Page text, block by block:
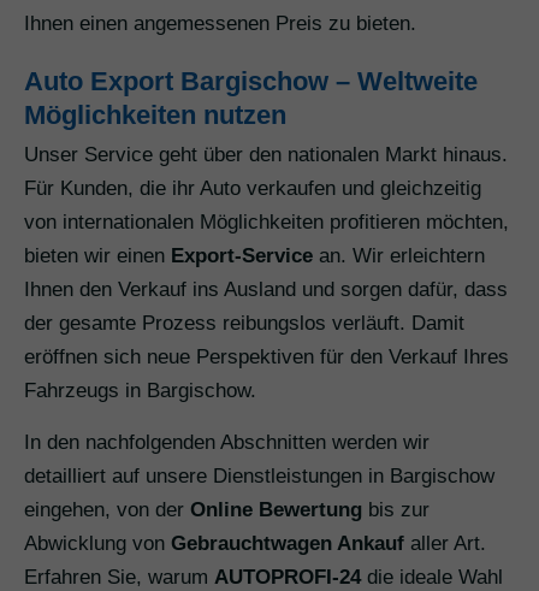
Ihnen einen angemessenen Preis zu bieten.
Auto Export Bargischow – Weltweite
Möglichkeiten nutzen
Unser Service geht über den nationalen Markt hinaus.
Für Kunden, die ihr Auto verkaufen und gleichzeitig
von internationalen Möglichkeiten profitieren möchten,
bieten wir einen Export-Service an. Wir erleichtern
Ihnen den Verkauf ins Ausland und sorgen dafür, dass
der gesamte Prozess reibungslos verläuft. Damit
eröffnen sich neue Perspektiven für den Verkauf Ihres
Fahrzeugs in Bargischow.
In den nachfolgenden Abschnitten werden wir
detailliert auf unsere Dienstleistungen in Bargischow
eingehen, von der Online Bewertung bis zur
Abwicklung von Gebrauchtwagen Ankauf aller Art.
Erfahren Sie, warum AUTOPROFI-24die ideale Wahl